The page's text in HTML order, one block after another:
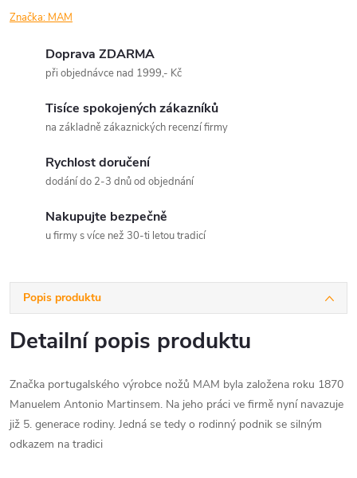
Značka: MAM
Doprava ZDARMA
při objednávce nad 1999,- Kč
Tisíce spokojených zákazníků
na základně zákaznických recenzí firmy
Rychlost doručení
dodání do 2-3 dnů od objednání
Nakupujte bezpečně
u firmy s více než 30-ti letou tradicí
Popis produktu
Detailní popis produktu
Značka portugalského výrobce nožů MAM byla založena roku 1870
Manuelem Antonio Martinsem. Na jeho práci ve firmě nyní navazuje
již 5. generace rodiny. Jedná se tedy o rodinný podnik se silným
odkazem na tradici